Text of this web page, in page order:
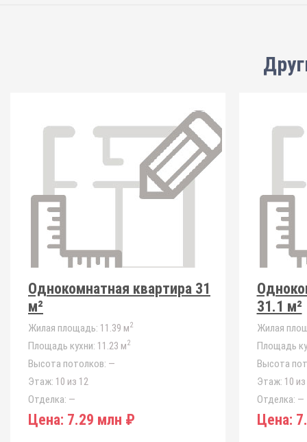
Однокомнатная квартира 31
м²
Жилая площадь: 11.39 м2
Площадь кухни: 11.23 м2
Высота потолков: —
Этаж: 10 из 12
Отделка: —
Цена: 7.29 млн ₽
31.1 м²
Жилая
Площадь
Высота
Этаж: 10
Отделка: —
Цена: